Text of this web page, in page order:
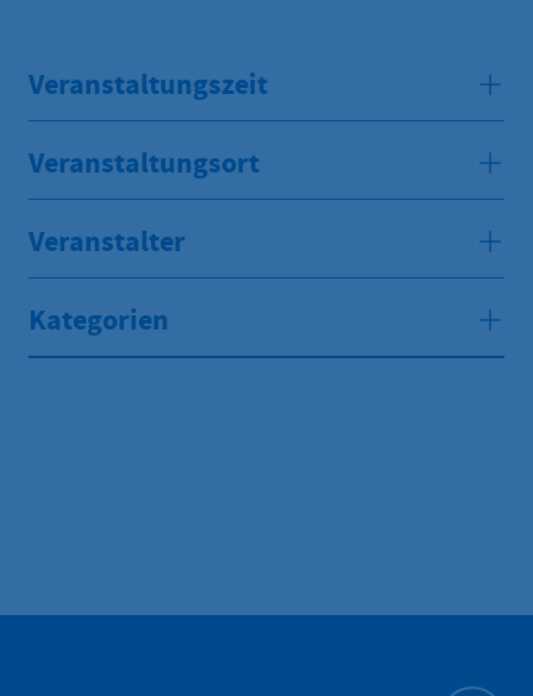
Veranstaltungszeit
Veranstaltungsort
Veranstalter
Kategorien